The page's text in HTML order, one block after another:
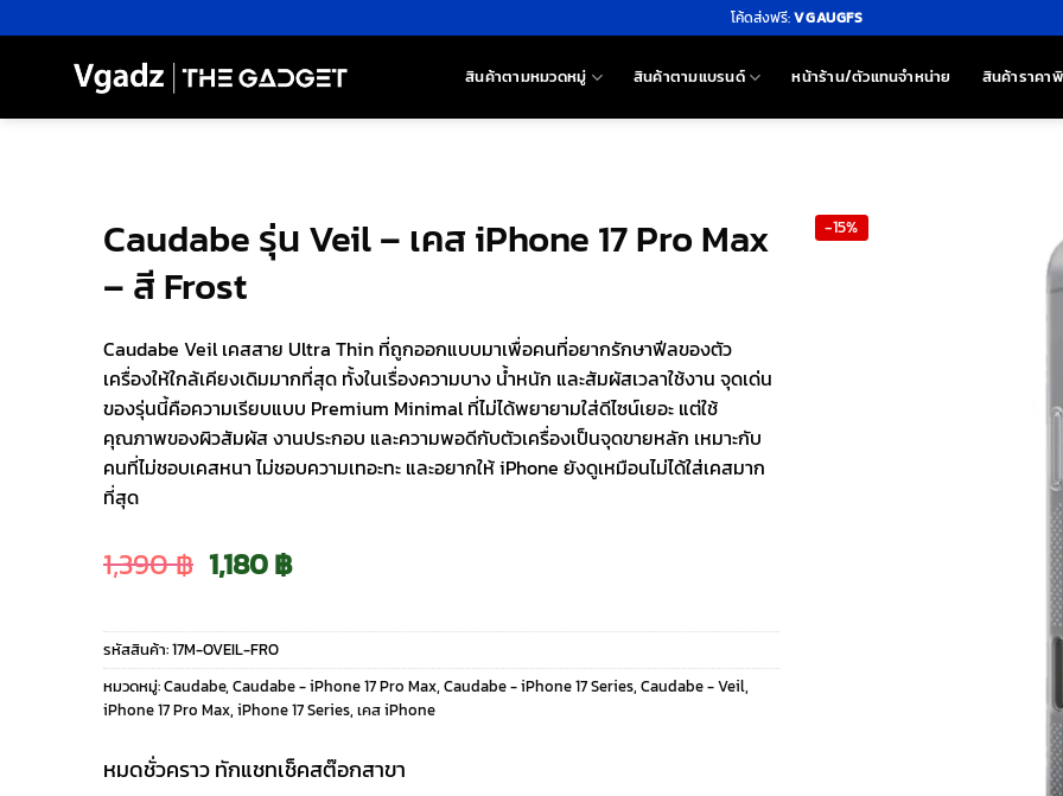
ไป
โค้ดส่งฟรี:VGAUGFS
สินค้าตามหมวดหมู่ สินค้าตามแบรนด์ หน้าร้าน/ตัวแทนจำหน่าย สินค้าราคา
Caudabe รุ่น Veil – เคส iPhone 17 Pro Max
– สี Frost
Caudabe Veil เคสสาย Ultra Thin ที่ถูกออกแบบมาเพื่อคนที่อยากรักษาฟีลของตัว
เครื่องให้ใกล้เคียงเดิมมากที่สุด ทั้งในเรื่องความบาง น้ำหนัก และสัมผัสเวลาใช้งาน จุดเด่น
ของรุ่นนี้คือความเรียบแบบ Premium Minimal ที่ไม่ได้พยายามใส่ดีไซน์เยอะ แต่ใช้
คุณภาพของผิวสัมผัส งานประกอบ และความพอดีกับตัวเครื่องเป็นจุดขายหลัก เหมาะกับ
คนที่ไม่ชอบเคสหนา ไม่ชอบความเทอะทะ และอยากให้ iPhone ยังดูเหมือนไม่ได้ใส่เคสมาก
ที่สุด
1,390฿ Original
price
was:
1,180฿Current
price
is:
รหัสสินค้า:17M-OVEIL-FRO
หมวดหมู่:Caudabe, Caudabe - iPhone 17 Pro Max, Caudabe - iPhone 17 Series, Caudabe - Veil,
iPhone 17 Pro Max, iPhone 17 Series, เคส iPhone
หมดชั่วคราว ทักแชทเช็คสต๊อกสาขา
-15%